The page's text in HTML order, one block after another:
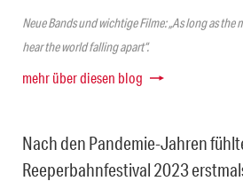
Neue Bands und wichtige Filme: „As long as the
hear the world falling apart“.
mehr über diesen blog
Nach den Pandemie-Jahren
Reeperbahnfestival 2023